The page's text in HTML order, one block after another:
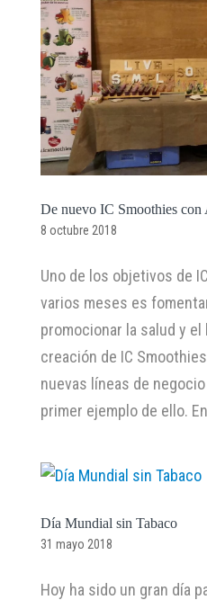
De nuevo IC Smoothies con
8 octubre 2018
Uno de los objetivos de
varios meses es
promocionar la salud y el
creación de IC
nuevas líneas de
primer ejemplo de ello.
Día Mundial sin Tabaco
31 mayo 2018
Hoy ha sido un gran día